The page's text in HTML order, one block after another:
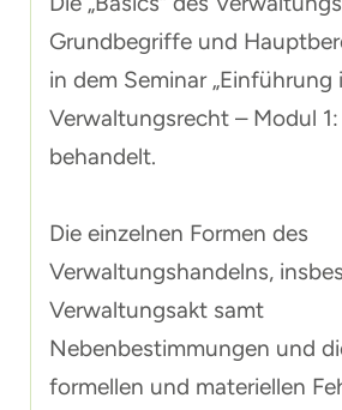
Grundbegriffe und
in dem Seminar „Einführung
Verwaltungsrecht – Modul
behandelt.
Die einzelnen Formen des
Verwaltungshandelns,
Verwaltungsakt samt
Nebenbestimmungen und
formellen und materiellen